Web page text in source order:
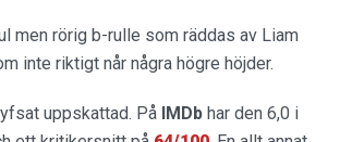
men rörig b-rulle som räddas av Liam
inte riktigt når några högre höjder.
uppskattad. På IMDb har den 6,0 i